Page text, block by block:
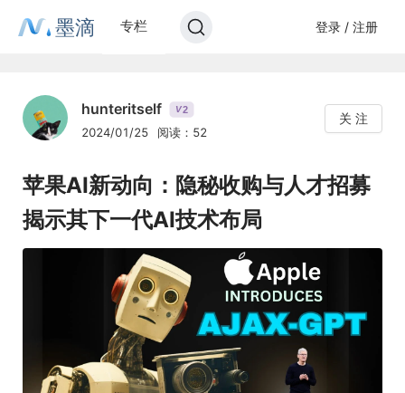
墨滴 专栏 登录 / 注册
hunteritself V2
2024/01/25 阅读：52
关 注
苹果AI新动向：隐秘收购与人才招募
揭示其下一代AI技术布局